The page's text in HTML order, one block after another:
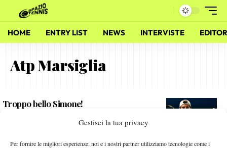
Gestisci la tua privacy
Per fornire le migliori esperienze, noi e i nostri partner utilizziamo tecnologie come i
HOME ENTRY LIST NEWS INTERVISTE
Atp Marsiglia
Troppo bello Simone!